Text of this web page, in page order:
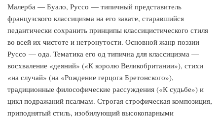
Малерба — Буало, Руссо — типичный представитель
французского классицизма на его закате, старавшийся
педантически сохранить принципы классицистического стиля
во всей их чистоте и нетронутости. Основной жанр поэзии
Руссо — ода. Тематика его од типична для классицизма —
восхваление «деяний» («К королю Великобритании»), стихи
«на случай» (на «Рождение герцога Бретонского»),
традиционные философические рассуждения («К судьбе») и
цикл подражаний псалмам. Строгая строфическая композиция,
приподнятый стиль, изобилующий высокопарными